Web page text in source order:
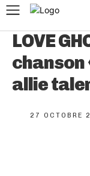
LOVE
chanson
allie
27 OCTOBRE